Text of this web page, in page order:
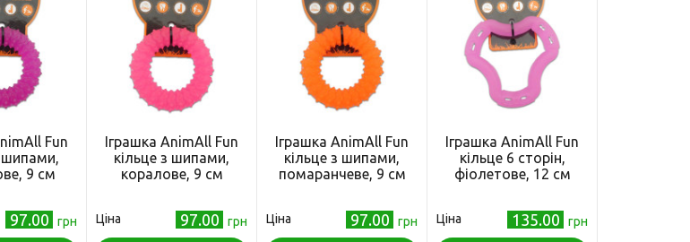
Fun
шипами,
9 см
97.00 грн
Іграшка AnimAll Fun
кільце з шипами,
коралове, 9 см
Ціна 97.00 грн
Іграшка AnimAll Fun
кільце з шипами,
помаранчеве, 9 см
Ціна 97.00 грн
Іграшка AnimAll Fun
кільце 6 сторін,
фіолетове, 12 см
Ціна 135.00 грн